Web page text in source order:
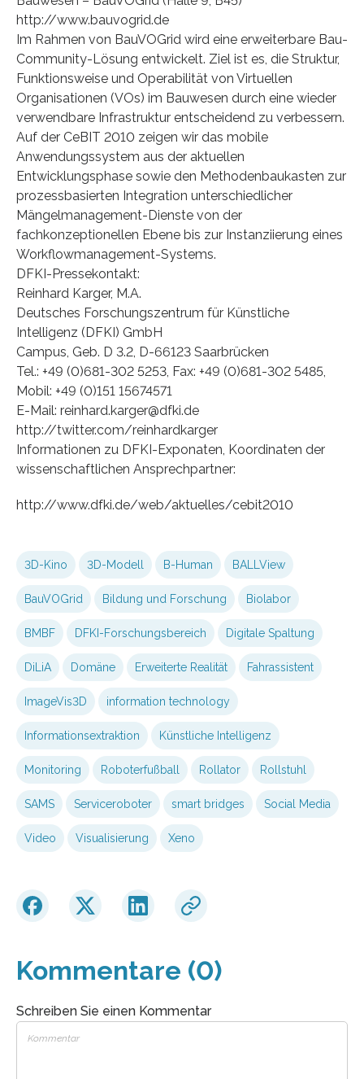
http://www.bauvogrid.de
Im Rahmen von BauVOGrid wird eine erweiterbare Bau-
Community-Lösung entwickelt. Ziel ist es, die Struktur,
Funktionsweise und Operabilität von Virtuellen
Organisationen (VOs) im Bauwesen durch eine wieder
verwendbare Infrastruktur entscheidend zu verbessern.
Auf der CeBIT 2010 zeigen wir das mobile
Anwendungssystem aus der aktuellen
Entwicklungsphase sowie den Methodenbaukasten zur
prozessbasierten Integration unterschiedlicher
Mängelmanagement-Dienste von der
fachkonzeptionellen Ebene bis zur Instanziierung eines
Workflowmanagement-Systems.
DFKI-Pressekontakt:
Reinhard Karger, M.A.
Deutsches Forschungszentrum für Künstliche
Intelligenz (DFKI) GmbH
Campus, Geb. D 3.2, D-66123 Saarbrücken
Tel.: +49 (0)681-302 5253, Fax: +49 (0)681-302 5485,
Mobil: +49 (0)151 15674571
E-Mail: reinhard.karger@dfki.de
http://twitter.com/reinhardkarger
Informationen zu DFKI-Exponaten, Koordinaten der
wissenschaftlichen Ansprechpartner:
http://www.dfki.de/web/aktuelles/cebit2010
3D-Kino 3D-Modell B-Human BALLView
BauVOGrid Bildung und Forschung Biolabor
BMBF DFKI-Forschungsbereich Digitale Spaltung
DiLiA Domäne Erweiterte Realität Fahrassistent
ImageVis3D information technology
Informationsextraktion Künstliche Intelligenz
Monitoring Roboterfußball Rollator Rollstuhl
SAMS Serviceroboter smart bridges Social Media
Video Visualisierung Xeno
Kommentare (0)
Schreiben Sie einen Kommentar